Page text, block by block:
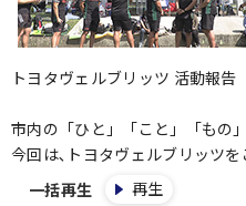
トヨタヴェルブリッツ 活動報告
市内の「ひと」「こと」「もの
今回は､トヨタヴェルブリッツを
一括再生
再生